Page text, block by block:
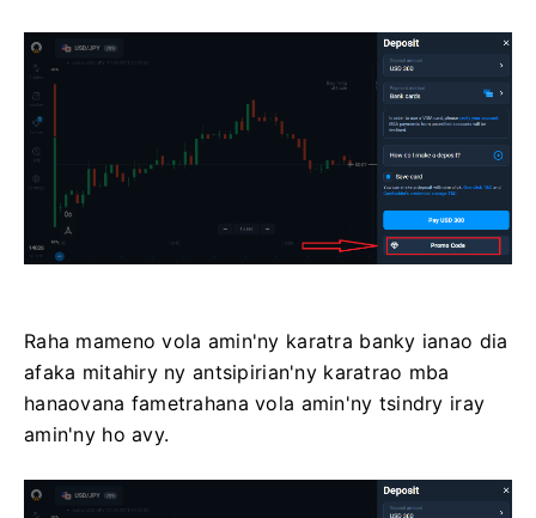
Raha mameno vola amin'ny karatra banky ianao dia
afaka mitahiry ny antsipirian'ny karatrao mba
hanaovana fametrahana vola amin'ny tsindry iray
amin'ny ho avy.